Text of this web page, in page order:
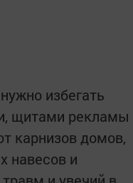
избегать
щитами рекламы
карнизов домов,
навесов и